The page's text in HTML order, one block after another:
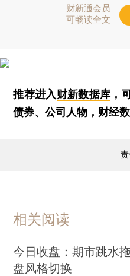
财新通会员
可畅读全文
推荐进入财新数据库 ，
债券、公司人物，财经数
相关阅读
今日收盘：期市跳水
盘风格切换